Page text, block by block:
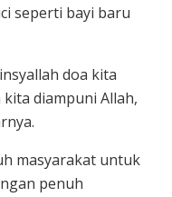
seperti bayi baru
doa kita
diampuni Allah,
masyarakat untuk
penuh